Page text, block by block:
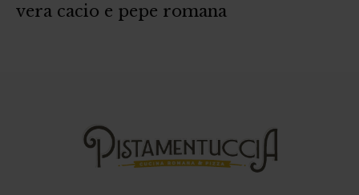
vera cacio e pepe romana